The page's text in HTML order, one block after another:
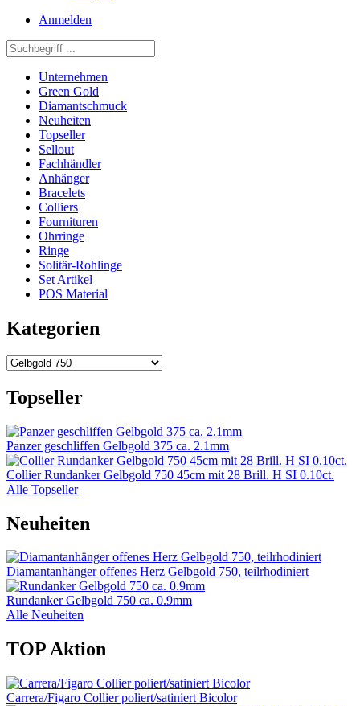
Anmelden
Unternehmen
Green Gold
Diamantschmuck
Neuheiten
Topseller
Sellout
Fachhändler
Anhänger
Bracelets
Colliers
Fournituren
Ohrringe
Ringe
Solitär-Rohlinge
Set Artikel
POS Material
Kategorien
Topseller
Panzer geschliffen Gelbgold 375 ca. 2.1mm
Collier Rundanker Gelbgold 750 45cm mit 28 Brill. H SI 0.10ct.
Alle Topseller
Neuheiten
Diamantanhänger offenes Herz Gelbgold 750, teilrhodiniert
Rundanker Gelbgold 750 ca. 0.9mm
Alle Neuheiten
TOP Aktion
Carrera/Figaro Collier poliert/satiniert Bicolor